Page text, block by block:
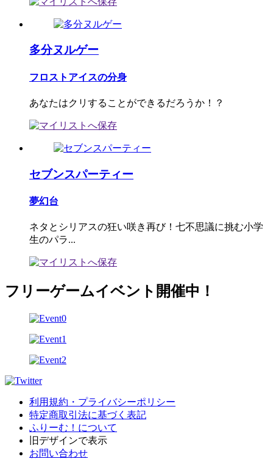
多分ヌルゲー
フロストアイスの分身
あなたはクリすることができるだろうか！？
セブンスパーティー
夢幻台
ネタとシリアスの狂い咲き再び！七不思議に挑む小学
生のパラ...
フリーゲームイベント開催中！
利用規約・プライバシーポリシー
特定商取引法に基づく表記
ふりーむ！について
旧デザインで表示
お問い合わせ